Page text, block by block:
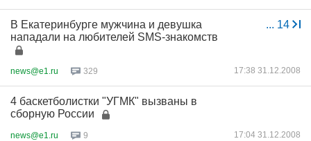
... 14
В Екатеринбурге мужчина и девушка
нападали на любителей SMS-знакомств
news@e1.ru 329 17:38 31.12.2008
4 баскетболистки "УГМК" вызваны в
сборную России
news@e1.ru 9 17:04 31.12.2008